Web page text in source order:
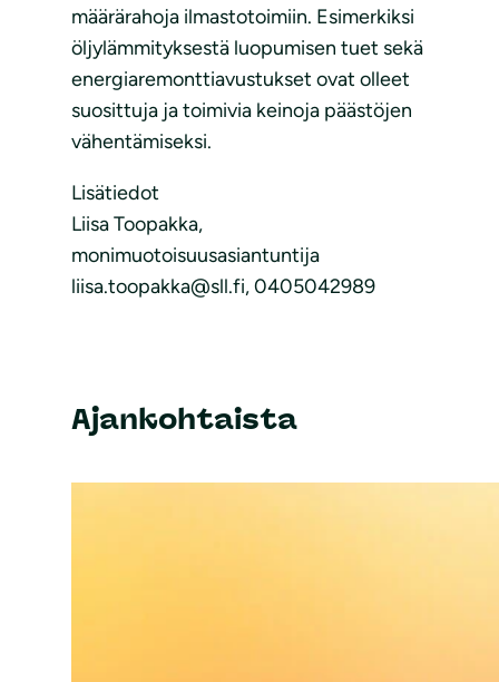
määrärahoja ilmastotoimiin. Esimerkiksi
öljylämmityksestä luopumisen tuet sekä
energiaremonttiavustukset ovat olleet
suosittuja ja toimivia keinoja päästöjen
vähentämiseksi.
Lisätiedot
Liisa Toopakka,
monimuotoisuusasiantuntija
liisa.toopakka@sll.fi, 0405042989
Ajankohtaista